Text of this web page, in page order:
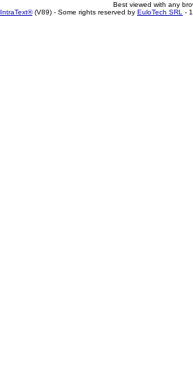
Best viewed with any
IntraText®(V89) - Some rights reserved by EuloTech SRL -